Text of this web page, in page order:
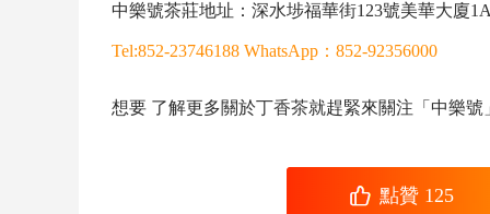
中樂號茶莊地址：深水埗福華街123號美華大廈
Tel:852-23746188 WhatsApp：852-92356000
想要 了解更多關於丁香茶就趕緊來關注「中樂號
點贊 125